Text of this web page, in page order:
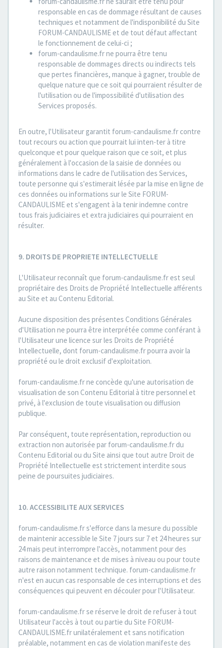
responsable en cas de dommage résultant de causes
techniques et notamment de l'indisponibilité du Site
FORUM-CANDAULISME et de tout défaut affectant
le fonctionnement de celui-ci ;
forum-candaulisme.fr ne pourra être tenu
responsable de dommages directs ou indirects tels
que pertes financières, manque à gagner, trouble de
quelque nature que ce soit qui pourraient résulter de
l'utilisation ou de l'impossibilité d'utilisation des
Services proposés.
En outre, l'Utilisateur garantit forum-candaulisme.fr contre
tout recours ou action que pourrait lui inten-ter à titre
quelconque et pour quelque raison que ce soit, et plus
généralement à l'occasion de la saisie de données ou
informations dans le cadre de l'utilisation des Services,
toute personne qui s'estimerait lésée par la mise en ligne de
ces données ou informations sur le Site FORUM-
CANDAULISME et s'engagent à la tenir indemne contre
tous frais judiciaires et extra judiciaires qui pourraient en
résulter.
9. DROITS DE PROPRIETE INTELLECTUELLE
L'Utilisateur reconnaît que forum-candaulisme.fr est seul
propriétaire des Droits de Propriété Intellectuelle afférents
au Site et au Contenu Editorial.
Aucune disposition des présentes Conditions Générales
d'Utilisation ne pourra être interprétée comme conférant à
l'Utilisateur une licence sur les Droits de Propriété
Intellectuelle, dont forum-candaulisme.fr pourra avoir la
propriété ou le droit exclusif d'exploitation.
forum-candaulisme.fr ne concède qu'une autorisation de
visualisation de son Contenu Editorial à titre personnel et
privé, à l'exclusion de toute visualisation ou diffusion
publique.
Par conséquent, toute représentation, reproduction ou
extraction non autorisée par forum-candaulisme.fr du
Contenu Editorial ou du Site ainsi que tout autre Droit de
Propriété Intellectuelle est strictement interdite sous
peine de poursuites judiciaires.
10. ACCESSIBILITE AUX SERVICES
forum-candaulisme.fr s'efforce dans la mesure du possible
de maintenir accessible le Site 7 jours sur 7 et 24 heures sur
24 mais peut interrompre l'accès, notamment pour des
raisons de maintenance et de mises à niveau ou pour toute
autre raison notamment technique. forum-candaulisme.fr
n'est en aucun cas responsable de ces interruptions et des
conséquences qui peuvent en découler pour l'Utilisateur.
forum-candaulisme.fr se réserve le droit de refuser à tout
Utilisateur l'accès à tout ou partie du Site FORUM-
CANDAULISME.fr unilatéralement et sans notification
préalable, notamment en cas de violation manifeste des